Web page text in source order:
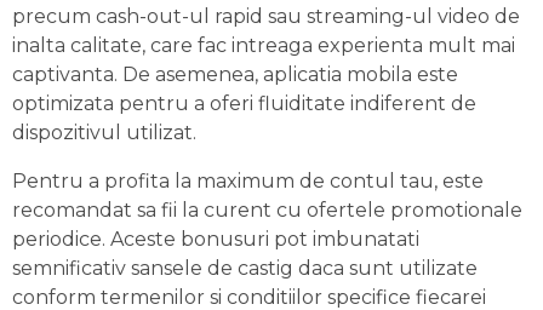
precum cash-out-ul rapid sau streaming-ul video de
inalta calitate, care fac intreaga experienta mult mai
captivanta. De asemenea, aplicatia mobila este
optimizata pentru a oferi fluiditate indiferent de
dispozitivul utilizat.
Pentru a profita la maximum de contul tau, este
recomandat sa fii la curent cu ofertele promotionale
periodice. Aceste bonusuri pot imbunatati
semnificativ sansele de castig daca sunt utilizate
conform termenilor si conditiilor specifice fiecarei